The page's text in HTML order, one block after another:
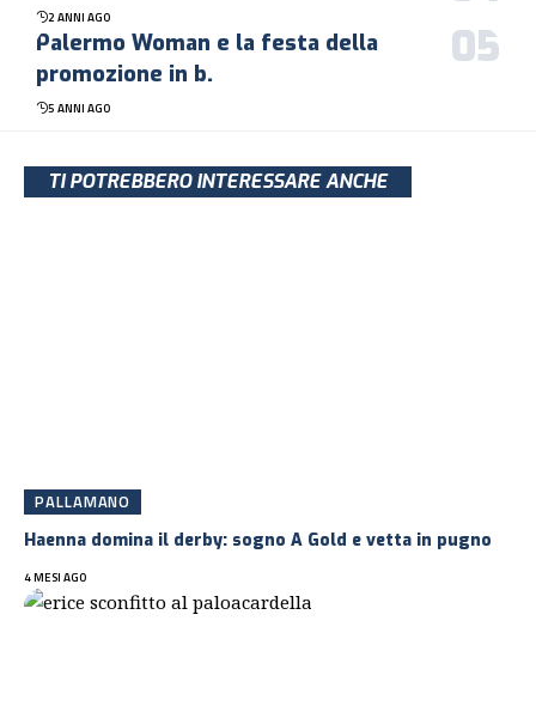
2 ANNI AGO
Palermo Woman e la festa della
promozione in b.
5 ANNI AGO
TI POTREBBERO INTERESSARE ANCHE
PALLAMANO
Haenna domina il derby: sogno A Gold e vetta in pugno
4 MESI AGO